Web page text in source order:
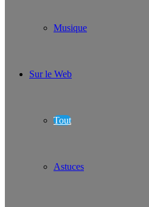
Musique
Sur le Web
Tout
Astuces